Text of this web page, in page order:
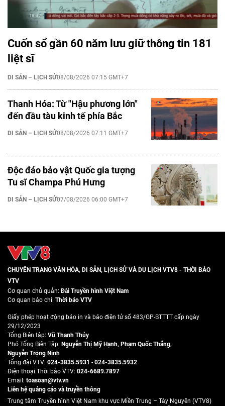
Cuốn sổ gần 60 năm lưu giữ thông tin 181
liệt sĩ
DI SẢN – LỊCH SỬ08/08/2026 07:15 GMT+7
Thanh Hóa: Từ "Hậu phương lớn"
đến đầu tàu kinh tế phía Bắc
DI SẢN – LỊCH SỬ08/08/2026 07:11 GMT+7
Độc đáo bảo vật Quốc gia tượng
Tu sĩ Champa Phú Hưng
DI SẢN – LỊCH SỬ07/08/2026 06:00 GMT+7
CHUYÊN TRANG VĂN HÓA, DI SẢN, LỊCH SỬ VÀ DU LỊCH VTV8 - THỜI BÁO
VTV
Cơ quan chủ quản:Đài Truyền hình Việt Nam
Cơ quan báo chí: Thời báo VTV
Giấy phép hoạt động báo in và báo điện tử số 483/GP-BTTTT cấp ngày
29/12/2023
Tổng Biên tập: Vũ Thanh Thủy
Phó Tổng Biên Tập: Nguyễn Thị Mỹ Hạnh, Phạm Quốc Thắng,
Nguyễn Trọng Ninh
Tổng đài VTV: 024-3835.5931 - 024-3835.5932
Ðiện thoại Thời báo VTV: 024-6689.7897
Email: toasoan@vtv.vn
Liên hệ quảng cáo và truyền thông
Trung tâm Truyền hình Việt Nam khu vực Miền Trung – Tây Nguyên (VTV8)